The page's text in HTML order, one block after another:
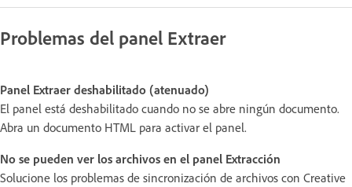
Problemas del panel Extraer
Panel Extraer deshabilitado (atenuado)
El panel está deshabilitado cuando no se abre ningún documento.
Abra un documento HTML para activar el panel.
No se pueden ver los archivos en el panel Extracción
Solucione los problemas de sincronización de archivos con Creative